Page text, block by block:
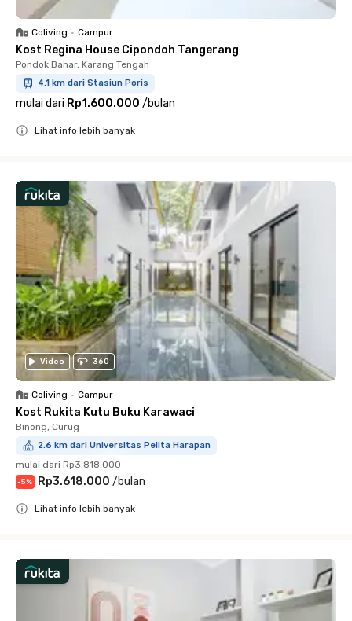
Coliving • Campur
Kost Regina House Cipondoh Tangerang
Pondok Bahar, Karang Tengah
4.1 km dari Stasiun Poris
mulai dari Rp1.600.000 /bulan
Lihat info lebih banyak
Video 360
Coliving • Campur
Kost Rukita Kutu Buku Karawaci
Binong, Curug
2.6 km dari Universitas Pelita Harapan
mulai dari Rp3.818.000
-5% Rp3.618.000 /bulan
Lihat info lebih banyak